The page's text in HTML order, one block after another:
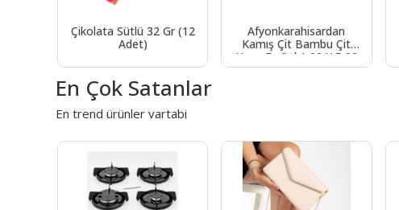
Çikolata Sütlü 32 Gr (12
Adet)
Afyonkarahisardan
Kamış Çit Bambu Çit
Hasır Doğal 1,00 X 5,00
Metre (TELLİ)
En Çok Satanlar
En trend ürünler vartabi